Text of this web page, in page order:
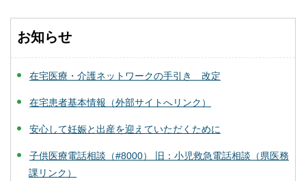
お知らせ
在宅医療・介護ネットワークの手引き 改定
在宅患者基本情報（外部サイトへリンク）
安心して妊娠と出産を迎えていただくために
子供医療電話相談（#8000） 旧：小児救急電話相談（県医務
課リンク）